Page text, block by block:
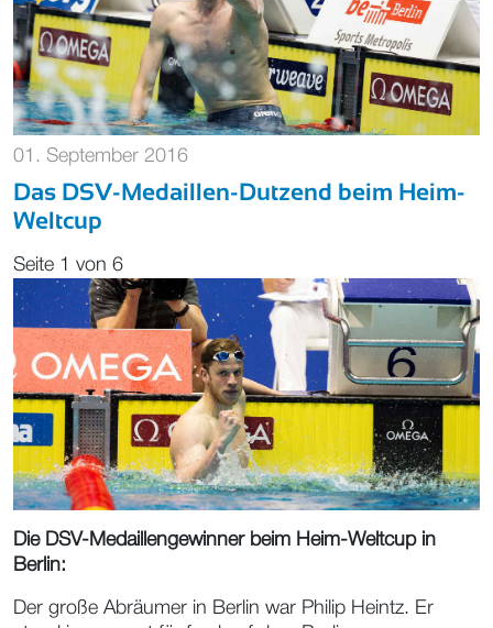
01. September 2016
Das DSV-Medaillen-Dutzend beim Heim-
Weltcup
Seite 1 von 6
Die DSV-Medaillengewinner beim Heim-Weltcup in
Berlin:
Der große Abräumer in Berlin war Philip Heintz. Er